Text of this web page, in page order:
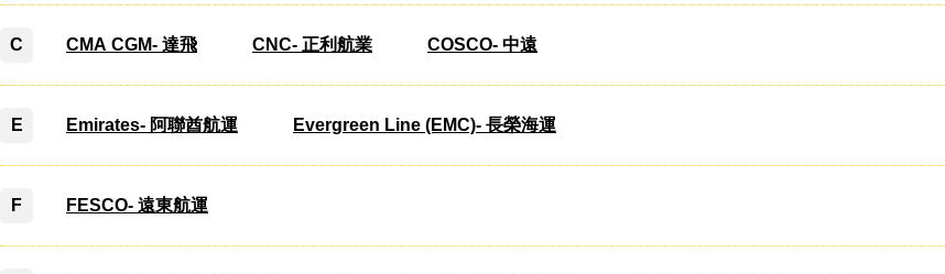
C CMA CGM- 達飛 CNC- 正利航業 COSCO- 中遠
E Emirates- 阿聯酋航運 Evergreen Line (EMC)- 長榮海運
F FESCO- 遠東航運